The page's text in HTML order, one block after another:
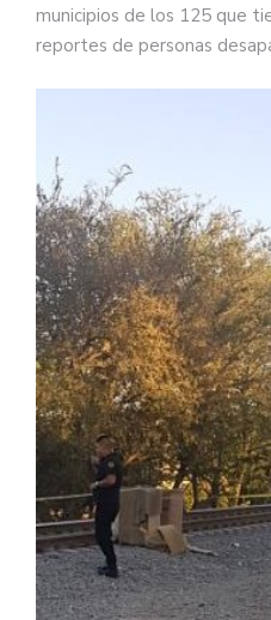
municipios de los 125 que
reportes de personas